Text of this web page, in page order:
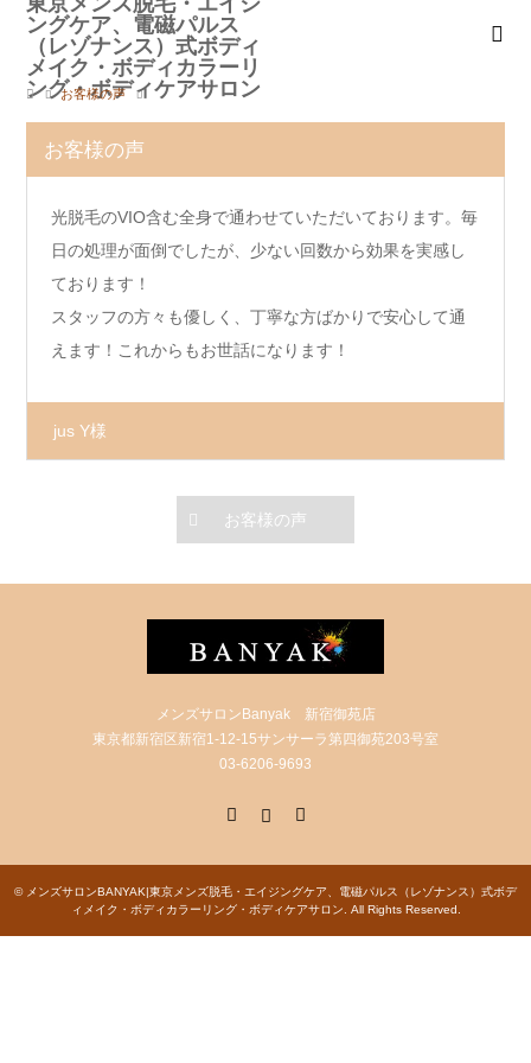
お客様の声
お客様の声
光脱毛のVIO含む全身で通わせていただいております。毎
日の処理が面倒でしたが、少ない回数から効果を実感し
ております！
スタッフの方々も優しく、丁寧な方ばかりで安心して通
えます！これからもお世話になります！
jus Y様
お客様の声
メンズサロンBanyak 新宿御苑店
東京都新宿区新宿1-12-15サンサーラ第四御苑203号室
03‐6206‐9693
© メンズサロンBANYAK|東京メンズ脱毛・エイジングケア、電磁パルス（レゾナンス）式ボデ
ィメイク・ボディカラーリング・ボディケアサロン . All Rights Reserved.